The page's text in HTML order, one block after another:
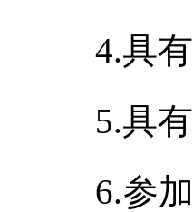
4.具
5.具
6.参